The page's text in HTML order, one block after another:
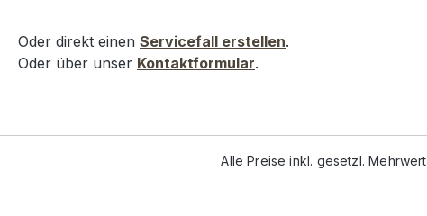
Oder direkt einen Servicefall erstellen.
Oder über unser Kontaktformular.
Alle Preise inkl. gesetzl.